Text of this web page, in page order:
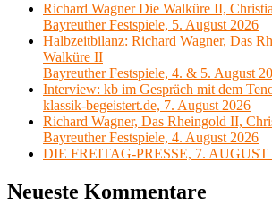
Richard Wagner Die Walküre II,
Bayreuther Festspiele, 5. August 2026
Halbzeitbilanz: Richard Wagner, Das
Walküre II
Bayreuther Festspiele, 4. & 5. August
Interview: kb im Gespräch mit dem
klassik-begeistert.de, 7. August 2026
Richard Wagner, Das Rheingold II,
Bayreuther Festspiele, 4. August 2026
DIE FREITAG-PRESSE, 7. AUGUST
Neueste Kommentare